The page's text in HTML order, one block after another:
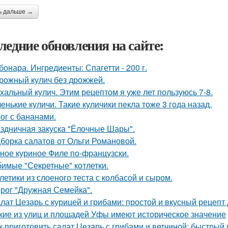
дальше →
обновления на сайте:
Ингредиенты: Спагетти - 200 г.
кулич без дрожжей.
кулич. Этим рецептом я уже лет пользуюсь 7-8.
куличи. Такие куличики пекла тоже 3 года назад.
с бананами.
закуска "Ёлочные Шары".
салатов от Ольги Романовой.
куриное Филе по-французски.
"Секретные" котлетки.
из слоеного теста с колбасой и сыром.
"Дружная Семейка".
Цезарь с курицей и грибами: простой и вкусный
из улиц и площадей Уфы имеют историческое значение